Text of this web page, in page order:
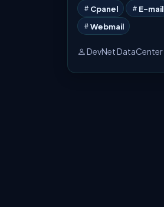
Cpanel E-mail
Webmail
DevNet DataCenter